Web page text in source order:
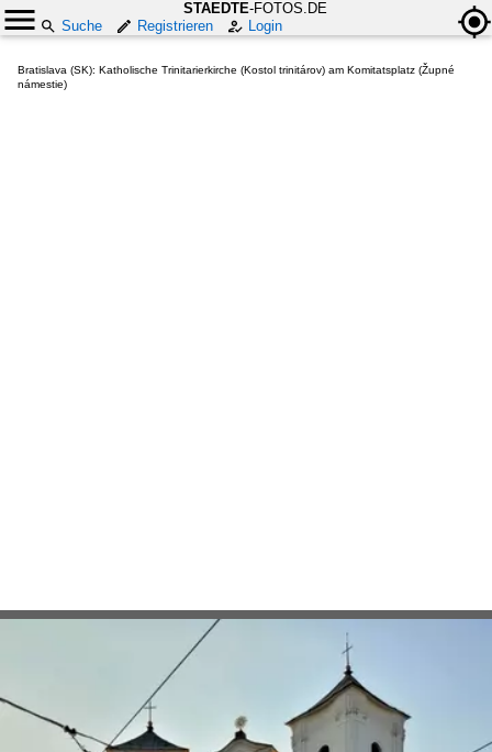
STAEDTE-FOTOS.DE
Suche
Registrieren Login
Bratislava (SK): Katholische Trinitarierkirche (Kostol trinitárov) am Komitatsplatz (Župné
námestie)